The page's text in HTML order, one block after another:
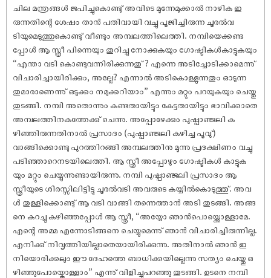
ചില മന്ത്രങ്ങൾ ജപിച്ചുകൊണ്ടു് അവിടെ മൂന്നേമുക്കാൽ നാഴിക ഇ
രുന്നതിന്റെ ശേ‌ഷം താൻ പതിവായി വച്ചു പൂജിച്ചിരുന്ന ചൂരൽവ
ടിയുമെടുത്തുകൊണ്ടു് വീണ്ടും അമ്പലത്തിലെത്തി. നമ്പിയെക്കണ്ട
പ്പോൾ ആ സ്ത്രീ പിന്നെയും തുറിച്ചു നോക്കുകയും ഗോഷ്ടികൾകാട്ടുകയും
“എന്താ വടി കൊണ്ടുവന്നിരിക്കുന്നതു് ? എന്നെ അടിച്ചോടിക്കാമെന്നു്
വിചാരിച്ചായിരിക്കും, അല്ലേ? എന്നാൽ അടികൊള്ളുന്നതും ഓടുന്ന
തുമാരാണെന്നു് ഒടുക്കം നമുക്കറിയാം” എന്നും മറ്റും പറയുകയും ചെയ്തു
തുടങ്ങി. നമ്പി അതൊന്നും കണ്ടതായിട്ടും കേട്ടതായിട്ടും ഭാവിക്കാതെ
അമ്പലത്തിനകത്തേക്കു് ചെന്നു. അപ്പോഴേക്കും പു‌ഷ്പാഞ്ജലി ക
ഴിഞ്ഞിരുന്നതിനാൽ പ്രസാദം (പു‌ഷ്പാഞ്ജലി കഴിച്ച പൂവു്)
വാങ്ങിക്കൊണ്ടു പുറത്തിറങ്ങി അമ്പലത്തിനു മൂന്നു പ്രദക്ഷിണം വച്ചു
പടിഞ്ഞാറെനടയിലെത്തി. ആ സ്ത്രീ അപ്പോഴും ഗോഷ്ടികൾ കാട്ടുക
യും മറ്റും ചെയ്യുന്നുണ്ടായിരുന്നു. നമ്പി പു‌ഷ്പാഞ്ജലി പ്രസാദം ആ
സ്ത്രീയുടെ ശിരസ്സിലിട്ടിട്ടു ചൂരൽവടി അവരുടെ കയ്യിൽകൊടുത്തു്. അവ
ൾ തുള്ളിക്കൊണ്ടു് ആ വടി വാങ്ങി തന്നെത്താൻ അടി തുടങ്ങി. അങ്ങ
നെ കുറച്ചു കഴിഞ്ഞപ്പോൾ ആ സ്ത്രീ, “അയ്യോ ഞാൻപൊയ്ക്കൊള്ളാമേ.
എന്റെ അമ്മ എന്നോടിങ്ങനെ ചെയ്യുമെന്നു് ഞാൻ വിചാരിച്ചിരുന്നില്ല.
എനിക്കു് നിവൃത്തിയില്ലാതെയായിരിക്കുന്നു. അതിനാൽ ഞാൻ ഇ
നിയൊരിക്കലും ഈ ദേഹത്തെ ബാധിക്കയില്ലെന്നു സത്യം ചെയ്തു ഒ
ഴിഞ്ഞുപോയ്കൊള്ളാം” എന്നു് വിളിച്ചുപറഞ്ഞു തുടങ്ങി. ഉടനെ നമ്പി